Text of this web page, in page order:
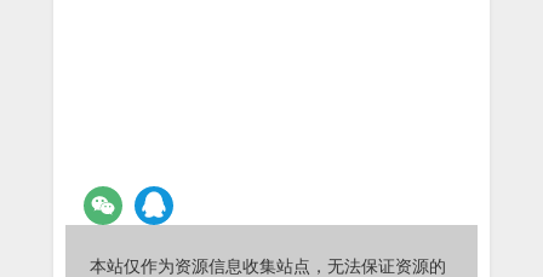
本站仅作为资源信息收集站点，无法保证资源的